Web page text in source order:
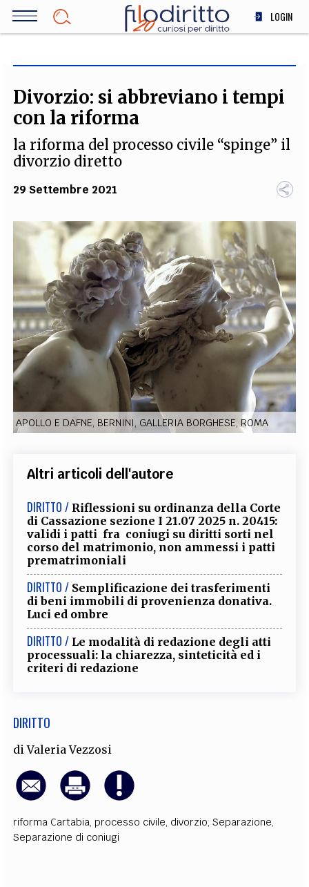
Salta
LOGIN
SOCIETÀ
MEDICINA
STORIA E FILOSOFIA
TEAM
FILODIRITTO REDAZIONE COMITATO SCIENTIFICO AUTORI CURATORI
FOTOGRAFI PARTNER COLLABORA CON NOI
EXTRA
CODICI RUBRICHE LIBRI PROCEEDINGS PUBBLICITÀ CONTATTI
SOCIAL MEDIA
Divorzio: si abbreviano i tempi
con la riforma
la riforma del processo civile “spinge” il
divorzio diretto
29 Settembre 2021
APOLLO E DAFNE, BERNINI, GALLERIA BORGHESE, ROMA
Altri articoli dell'autore
DIRITTO / Riflessioni su ordinanza della Corte
di Cassazione sezione I 21.07 2025 n. 20415:
validi i patti fra coniugi su diritti sorti nel
corso del matrimonio, non ammessi i patti
prematrimoniali
DIRITTO / Semplificazione dei trasferimenti
di beni immobili di provenienza donativa.
Luci ed ombre
DIRITTO / Le modalità di redazione degli atti
processuali: la chiarezza, sinteticità ed i
criteri di redazione
DIRITTO
diValeria Vezzosi
riforma Cartabia, processo civile, divorzio,Separazione,
Separazione di coniugi